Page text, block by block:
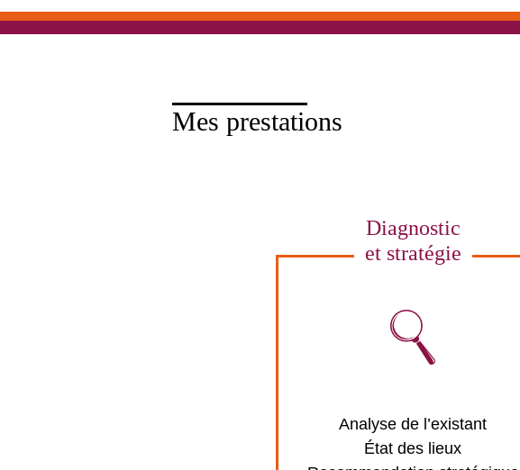
Mes prestations
Diagnostic
et stratégie
Analyse de l’existant
État des lieux